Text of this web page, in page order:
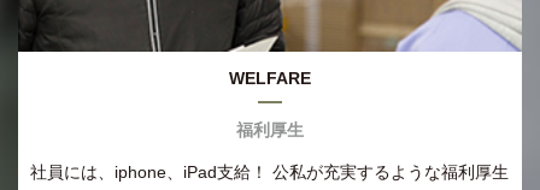
WELFARE
福利厚生
社員には、iphone、iPad支給！ 公私が充実するような福利厚生